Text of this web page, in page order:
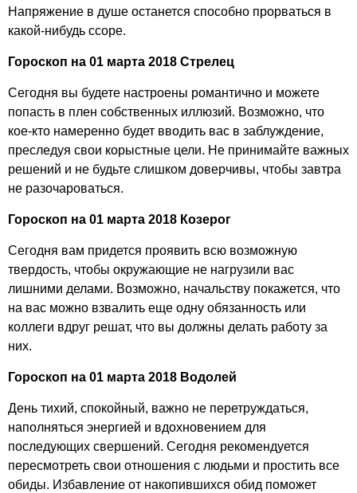
Напряжение в душе останется способно прорваться в
какой-нибудь ссоре.
Гороскоп на 01 марта 2018 Стрелец
Сегодня вы будете настроены романтично и можете
попасть в плен собственных иллюзий. Возможно, что
кое-кто намеренно будет вводить вас в заблуждение,
преследуя свои корыстные цели. Не принимайте важных
решений и не будьте слишком доверчивы, чтобы завтра
не разочароваться.
Гороскоп на 01 марта 2018 Козерог
Сегодня вам придется проявить всю возможную
твердость, чтобы окружающие не нагрузили вас
лишними делами. Возможно, начальству покажется, что
на вас можно взвалить еще одну обязанность или
коллеги вдруг решат, что вы должны делать работу за
них.
Гороскоп на 01 марта 2018 Водолей
День тихий, спокойный, важно не перетруждаться,
наполняться энергией и вдохновением для
последующих свершений. Сегодня рекомендуется
пересмотреть свои отношения с людьми и простить все
обиды. Избавление от накопившихся обид поможет